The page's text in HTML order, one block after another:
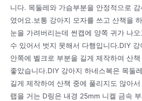
니다. 목둘레와 가슴부분을 안정적으로
였어요.보통 강아지 모자를 쓰고 산책을
눈을 가려버리는데 썬캡에 양쪽 귀가 나
수 있어서 벗지 못해서 다행입니다.DIY
안쪽에 벨크로 부분을 길게 제작하여 산
좋았습니다.DIY 강아지 하네스복은 목둘
길게 제작하여 산책 중에 풀리지도 않아
랩을 거는 D링은 내경 25mm 니켈 금속